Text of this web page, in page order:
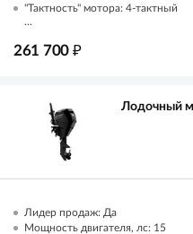
"Тактность" мотора: 4-тактный
...
261 700 ₽
Лодочный
Лидер продаж: Да
Мощность двигателя, лс: 15